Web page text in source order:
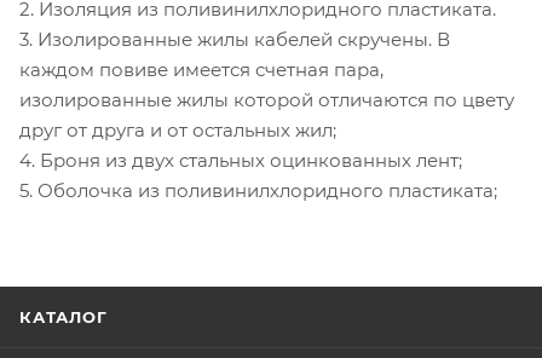
2. Изоляция из поливинилхлоридного пластиката.
3. Изолированные жилы кабелей скручены. В
каждом повиве имеется счетная пара,
изолированные жилы которой отличаются по цвету
друг от друга и от остальных жил;
4. Броня из двух стальных оцинкованных лент;
5. Оболочка из поливинилхлоридного пластиката;
КАТАЛОГ